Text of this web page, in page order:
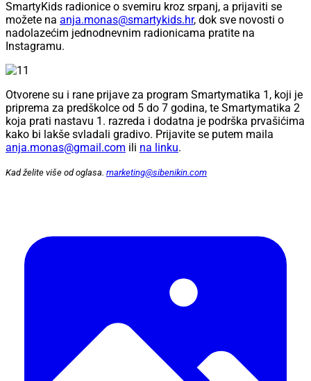
SmartyKids radionice o svemiru kroz srpanj, a prijaviti se
možete na anja.monas@smartykids.hr, dok sve novosti o
nadolazećim jednodnevnim radionicama pratite na
Instagramu.
Otvorene su i rane prijave za program Smartymatika 1, koji je
priprema za predškolce od 5 do 7 godina, te Smartymatika 2
koja prati nastavu 1. razreda i dodatna je podrška prvašićima
kako bi lakše svladali gradivo. Prijavite se putem maila
anja.monas@gmail.com ili na linku.
Kad želite više od oglasa. marketing@sibenikin.com